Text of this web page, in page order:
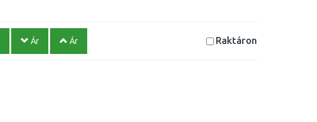
Ár Ár Raktáron